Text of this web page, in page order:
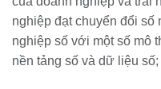
nghiệp đạt chuyển đổi
nghiệp số với một số mô
nền tảng số và dữ liệu số;